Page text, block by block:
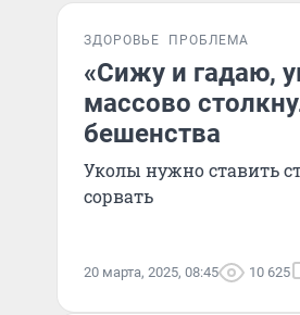
ЗДОРОВЬЕ ПРОБЛЕМА
«Сижу и гадаю,
массово
бешенства
Уколы нужно ставить
сорвать
20 марта, 2025, 08:45 10 625